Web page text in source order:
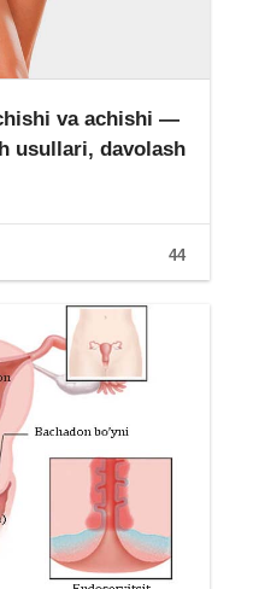
va achishi —
usullari, davolash
44